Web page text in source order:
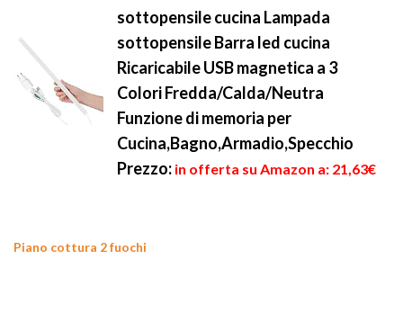
sottopensile cucina Lampada
sottopensile Barra led cucina
Ricaricabile USB magnetica a 3
Colori Fredda/Calda/Neutra
Funzione di memoria per
Cucina,Bagno,Armadio,Specchio
Prezzo: in offerta su Amazon a: 21,63€
Piano cottura 2 fuochi